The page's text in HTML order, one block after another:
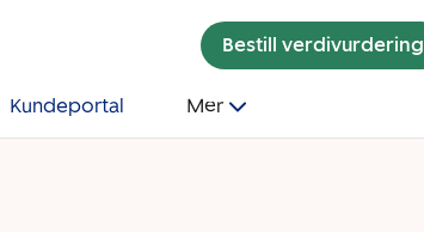
Bestill verdivurdering
Kundeportal Mer